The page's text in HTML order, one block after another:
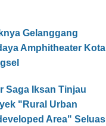
Gelanggang
Amphitheater Kota
Saga Iksan Tinjau
"Rural Urban
Area" Seluas